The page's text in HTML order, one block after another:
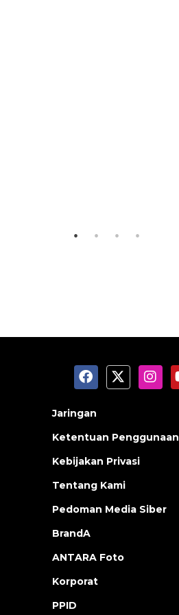
Jaringan
Ketentuan Penggunaan
Kebijakan Privasi
Tentang Kami
Pedoman Media Siber
BrandA
ANTARA Foto
Korporat
PPID